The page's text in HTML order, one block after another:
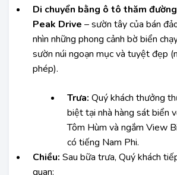
Di chuyển bằng ô tô thăm
Peak Drive – sườn tây của bán
nhìn những phong cảnh bờ biển
sườn núi ngoạn mục và tuyệt đẹp
phép).
Trưa: Quý khách thưởng
biệt tại nhà hàng sát biển
Tôm Hùm và ngắm View
có tiếng Nam Phi.
Chiều: Sau bữa trưa, Quý khách
quan: